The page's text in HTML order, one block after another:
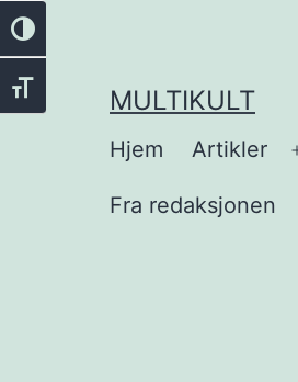
Veksle høykontrast
Veksle skriftstørrelse
Gå
til
innhold
MULTIKULT
Hjem Artikler
Fra redaksjonen